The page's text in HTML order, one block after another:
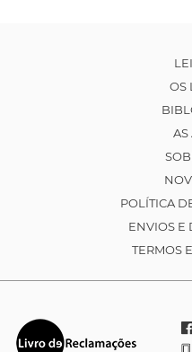
OS
AS
POLÍTICA
ENVIOS E
TERMOS